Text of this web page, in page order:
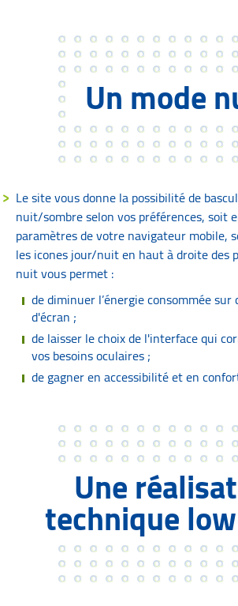
Un mode
Le site vous donne la possibilité de
nuit/sombre selon vos préférences, soit
paramètres de votre navigateur mobile,
les icones jour/nuit en haut à droite des
nuit vous permet :
de diminuer l’énergie consommée
d'écran ;
de laisser le choix de l'interface qui
vos besoins oculaires ;
de gagner en accessibilité et en
Une
technique